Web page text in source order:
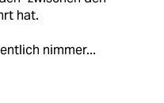
hat.
nimmer...